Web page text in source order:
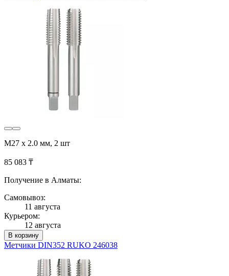
М27 х 2.0 мм, 2 шт
85 083 ₸
Получение в Алматы:
Самовывоз:
11 августа
Курьером:
12 августа
В корзину
Метчики DIN352 RUKO 246038